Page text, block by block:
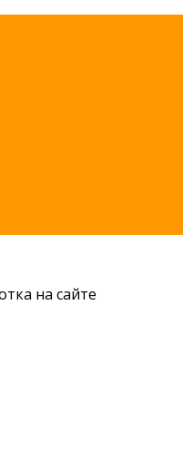
на сайте